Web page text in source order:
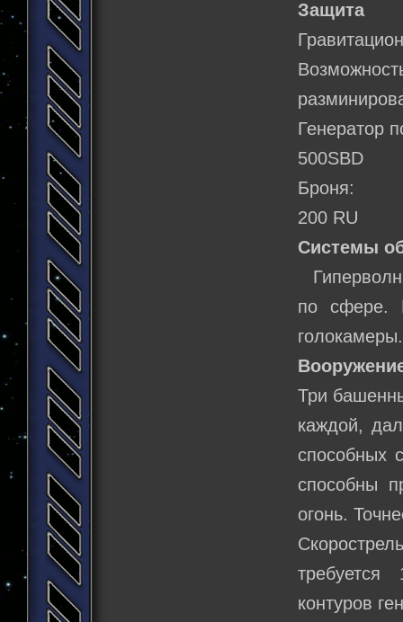
Защита
Генератор
500SBD
Броня:
200 RU
Системы
по сфере.
Три
каждой,
способных
способны
огонь.
требуется
контуров